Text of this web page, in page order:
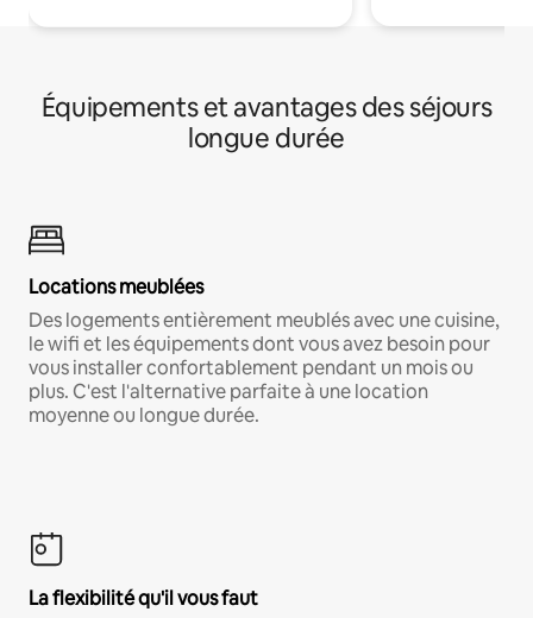
Équipements et avantages des séjours
longue durée
Locations meublées
Des logements entièrement meublés avec une cuisine,
le wifi et les équipements dont vous avez besoin pour
vous installer confortablement pendant un mois ou
plus. C'est l'alternative parfaite à une location
moyenne ou longue durée.
La flexibilité qu'il vous faut